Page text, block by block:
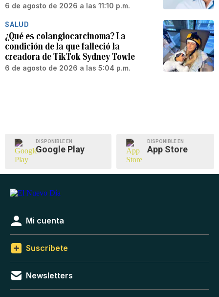
6 de agosto de 2026 a las 11:10 p.m.
SALUD
¿Qué es colangiocarcinoma? La
condición de la que falleció la
creadora de TikTok Sydney Towle
6 de agosto de 2026 a las 5:04 p.m.
DISPONIBLE EN
Google Play
DISPONIBLE EN
App Store
Mi cuenta
Suscríbete
Newsletters